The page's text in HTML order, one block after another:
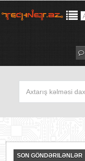
SON GÖNDƏRILƏNLƏR